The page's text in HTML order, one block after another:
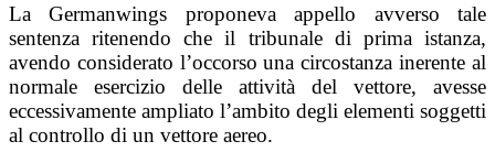
La Germanwings proponeva appello avverso tale
sentenza ritenendo che il tribunale di prima istanza,
avendo considerato l’occorso una circostanza inerente al
normale esercizio delle attività del vettore, avesse
eccessivamente ampliato l’ambito degli elementi soggetti
al controllo di un vettore aereo.